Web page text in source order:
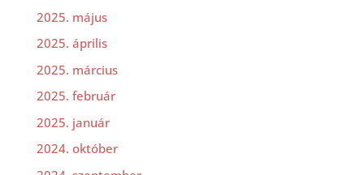
2025. május
2025. április
2025. március
2025. február
2025. január
2024. október